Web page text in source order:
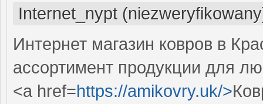
Internet_nypt
Интернет магазин ковров в
ассортимент продукции для
<a href=https://amikovry.uk/>